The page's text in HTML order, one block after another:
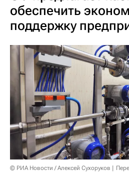
обеспечить
поддержку
© РИА Новости / Алексей Сухоруков